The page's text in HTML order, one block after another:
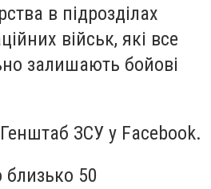
в підрозділах
військ, які все
залишають бойові
Генштаб ЗСУ у Facebook.
близько 50